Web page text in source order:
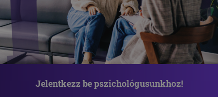
Jelentkezz be pszichológusunkhoz!